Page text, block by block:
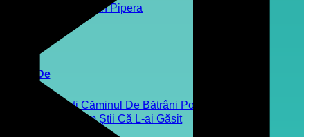
Bătrâni Din Pipera
Cauți Căminul De Bătrâni Potrivit?
Iată Cum Știi Că L-ai Găsit